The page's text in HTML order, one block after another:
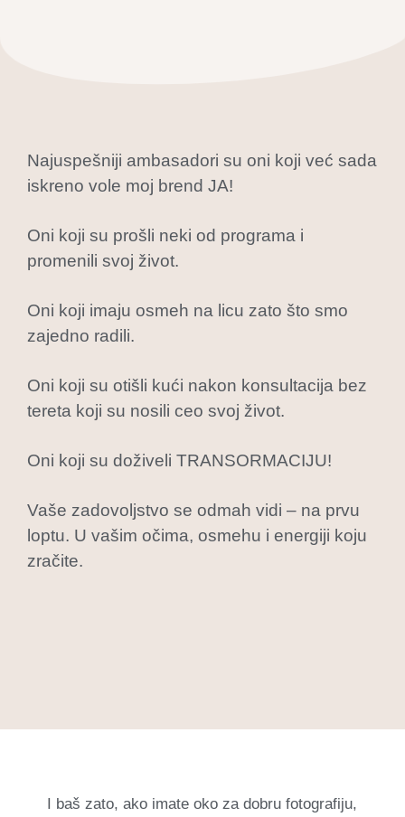
Najuspešniji ambasadori su oni koji već sada
iskreno vole moj brend JA!
Oni koji su prošli neki od programa i
promenili svoj život.
Oni koji imaju osmeh na licu zato što smo
zajedno radili.
Oni koji su otišli kući nakon konsultacija bez
tereta koji su nosili ceo svoj život.
Oni koji su doživeli TRANSORMACIJU!
Vaše zadovoljstvo se odmah vidi – na prvu
loptu. U vašim očima, osmehu i energiji koju
zračite.
I baš zato, ako imate oko za dobru fotografiju,